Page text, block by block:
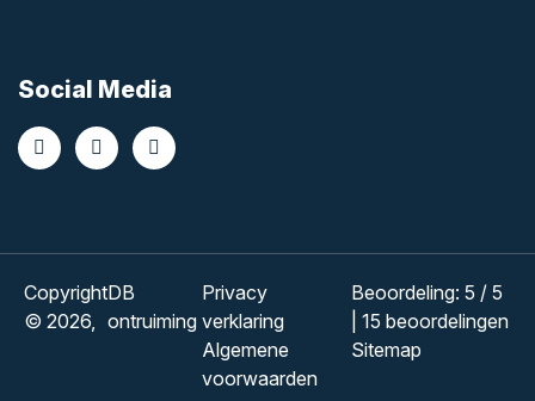
Social Media
Copyright
© 2026,
DB
ontruiming
Privacy
verklaring
Algemene
voorwaarden
Beoordeling:5 /5
|15 beoordelingen
Sitemap